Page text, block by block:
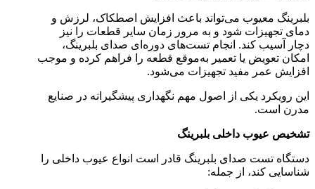
بلبرینگ معیوب می‌تواند باعث افزایش اصطکاک، لرزش و
دمای تجهیزات شود و به مرور زمان سایر قطعات را نیز
دچار آسیب کند. انجام تست‌های دوره‌ای صدای بلبرینگ،
امکان تعویض یا تعمیر به‌موقع قطعه را فراهم کرده و موجب
افزایش عمر مفید تجهیزات می‌شود.
این رویکرد یکی از اصول مهم نگهداری پیشگیرانه در صنایع
مدرن است.
تشخیص عیوب داخلی بلبرینگ
دستگاه تست صدای بلبرینگ قادر است انواع عیوب داخلی را
شناسایی کند، از جمله: